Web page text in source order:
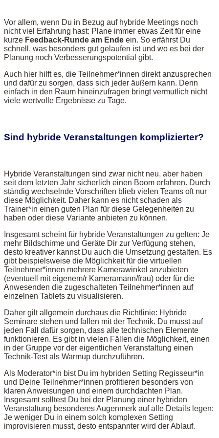
Vor allem, wenn Du in Bezug auf hybride Meetings noch
nicht viel Erfahrung hast: Plane immer etwas Zeit für eine
kurze Feedback-Runde am Ende ein. So erfährst Du
schnell, was besonders gut gelaufen ist und wo es bei der
Planung noch Verbesserungspotential gibt.
Auch hier hilft es, die Teilnehmer*innen direkt anzusprechen
und dafür zu sorgen, dass sich jeder äußern kann. Denn
einfach in den Raum hineinzufragen bringt vermutlich nicht
viele wertvolle Ergebnisse zu Tage.
Sind hybride Veranstaltungen komplizierter?
Hybride Veranstaltungen sind zwar nicht neu, aber haben
seit dem letzten Jahr sicherlich einen Boom erfahren. Durch
ständig wechselnde Vorschriften blieb vielen Teams oft nur
diese Möglichkeit. Daher kann es nicht schaden als
Trainer*in einen guten Plan für diese Gelegenheiten zu
haben oder diese Variante anbieten zu können.
Insgesamt scheint für hybride Veranstaltungen zu gelten: Je
mehr Bildschirme und Geräte Dir zur Verfügung stehen,
desto kreativer kannst Du auch die Umsetzung gestalten. Es
gibt beispielsweise die Möglichkeit für die virtuellen
Teilnehmer*innen mehrere Kamerawinkel anzubieten
(eventuell mit eigenem/r Kameramann/frau) oder für die
Anwesenden die zugeschalteten Teilnehmer*innen auf
einzelnen Tablets zu visualisieren.
Daher gilt allgemein durchaus die Richtlinie: Hybride
Seminare stehen und fallen mit der Technik. Du musst auf
jeden Fall dafür sorgen, dass alle technischen Elemente
funktionieren. Es gibt in vielen Fällen die Möglichkeit, einen
in der Gruppe vor der eigentlichen Veranstaltung einen
Technik-Test als Warmup durchzuführen.
Als Moderator*in bist Du im hybriden Setting Regisseur*in
und Deine Teilnehmer*innen profitieren besonders von
klaren Anweisungen und einem durchdachten Plan.
Insgesamt solltest Du bei der Planung einer hybriden
Veranstaltung besonderes Augenmerk auf alle Details legen:
Je weniger Du in einem solch komplexen Setting
improvisieren musst, desto entspannter wird der Ablauf.